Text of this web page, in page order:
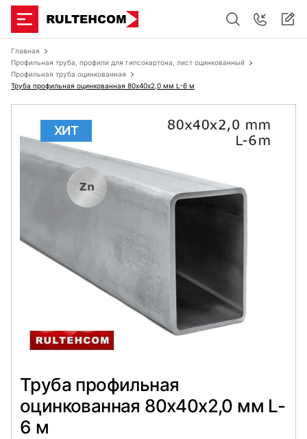
Главная
Профильная труба, профили для гипсокартона, лист оцинкованный
Профильная труба оцинкованная
Труба профильная оцинкованная 80х40x2,0 мм L-6 м
ХИТ
Труба профильная
оцинкованная 80х40x2,0 мм L-
6 м